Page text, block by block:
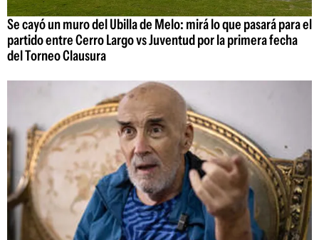
Se cayó un muro del Ubilla de Melo: mirá lo que pasará para el
partido entre Cerro Largo vs Juventud por la primera fecha
del Torneo Clausura